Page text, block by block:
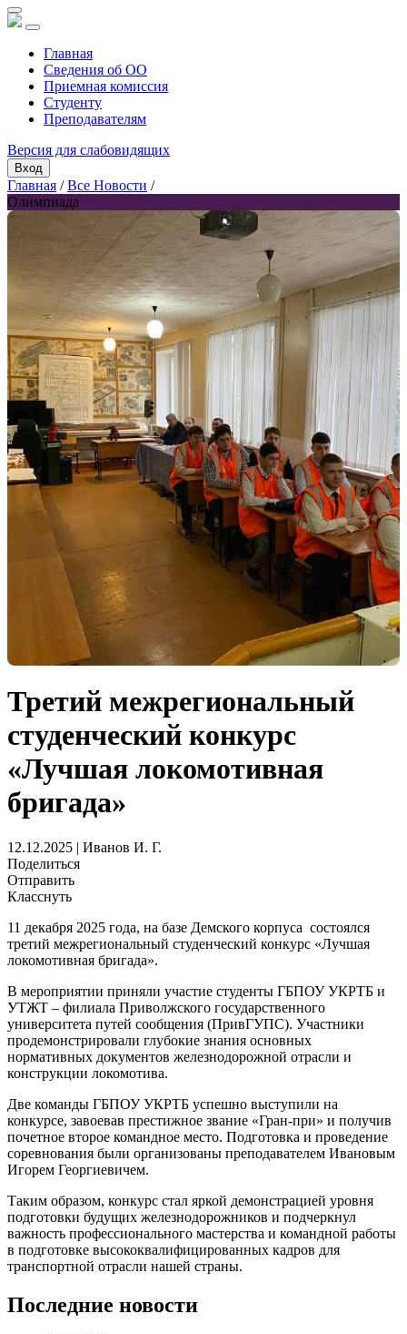
Главная
Сведения об ОО
Приемная комиссия
Студенту
Преподавателям
Версия для слабовидящих
Вход
Главная /Все Новости /
Олимпиада
Третий межрегиональный
студенческий конкурс
«Лучшая локомотивная
бригада»
12.12.2025 | Иванов И. Г.
Поделиться
Отправить
Класснуть
11 декабря 2025 года, на базе Демского корпуса состоялся
третий межрегиональный студенческий конкурс «Лучшая
локомотивная бригада».
В мероприятии приняли участие студенты ГБПОУ УКРТБ и
УТЖТ – филиала Приволжского государственного
университета путей сообщения (ПривГУПС). Участники
продемонстрировали глубокие знания основных
нормативных документов железнодорожной отрасли и
конструкции локомотива.
Две команды ГБПОУ УКРТБ успешно выступили на
конкурсе, завоевав престижное звание «Гран-при» и получив
почетное второе командное место. Подготовка и проведение
соревнования были организованы преподавателем Ивановым
Игорем Георгиевичем.
Таким образом, конкурс стал яркой демонстрацией уровня
подготовки будущих железнодорожников и подчеркнул
важность профессионального мастерства и командной работы
в подготовке высококвалифицированных кадров для
транспортной отрасли нашей страны.
Последние новости